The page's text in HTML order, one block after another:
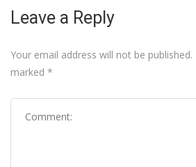
Leave a Reply
Your email address will not be published.
marked *